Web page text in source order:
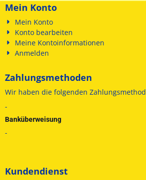
Mein Konto
Mein Konto
Konto bearbeiten
Meine Kontoinformationen
Anmelden
Zahlungsmethoden
Wir haben die folgenden
-
Banküberweisung
-
Kundendienst